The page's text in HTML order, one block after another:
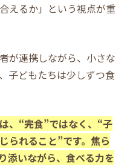
えるか」という視点が重
が連携しながら、小さな
子どもたちは少しずつ食
、“完食”ではなく、“子
られること”です。焦ら
添いながら、食べる力を